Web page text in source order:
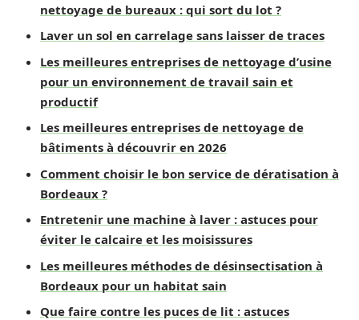
nettoyage de bureaux : qui sort du lot ?
Laver un sol en carrelage sans laisser de traces
Les meilleures entreprises de nettoyage d’usine
pour un environnement de travail sain et
productif
Les meilleures entreprises de nettoyage de
bâtiments à découvrir en 2026
Comment choisir le bon service de dératisation à
Bordeaux ?
Entretenir une machine à laver : astuces pour
éviter le calcaire et les moisissures
Les meilleures méthodes de désinsectisation à
Bordeaux pour un habitat sain
Que faire contre les puces de lit : astuces